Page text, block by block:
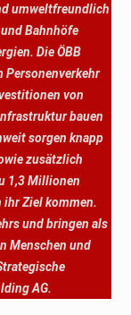
umweltfreundlich
Bahnhöfe
Die ÖBB
Personenverkehr
von
bauen
sorgen knapp
zusätzlich
1,3 Millionen
ihr Ziel kommen.
und bringen als
Menschen und
AG.